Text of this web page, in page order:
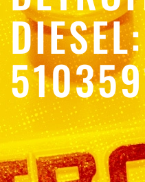
DIESEL: